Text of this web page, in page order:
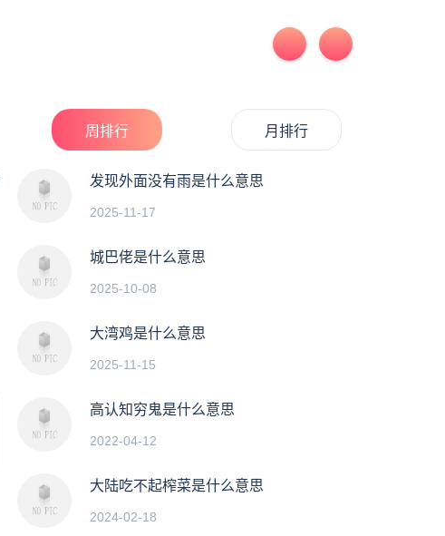
周排行 月排行
发现外面没有雨是什么意思
2025-11-17
城巴佬是什么意思
2025-10-08
大湾鸡是什么意思
2025-11-15
高认知穷鬼是什么意思
2022-04-12
大陆吃不起榨菜是什么意思
2024-02-18